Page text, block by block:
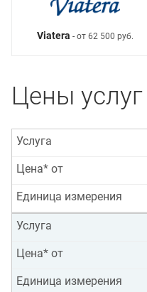
Viatera - от 62 500 руб.
Цены услуг
Услуга
Цена* от
Единица измерения
Услуга
Цена* от
Единица измерения